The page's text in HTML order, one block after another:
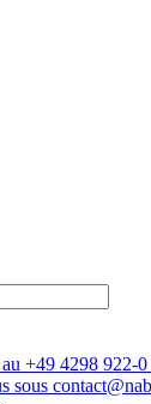
+49 4298 922-0
sous